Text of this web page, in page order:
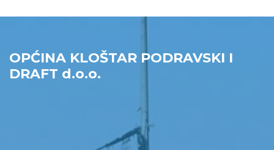
OPĆINA KLOŠTAR PODRAVSKI I
DRAFT d.o.o.